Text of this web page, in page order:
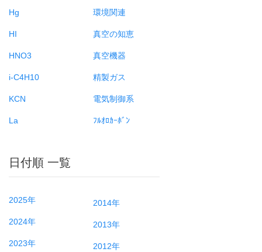
Hg
HI
HNO3
i-C4H10
KCN
La
環境関連
真空の知恵
真空機器
精製ガス
電気制御系
ﾌﾙｵﾛｶｰﾎﾞﾝ
日付順 一覧
2025年
2024年
2023年
2014年
2013年
2012年